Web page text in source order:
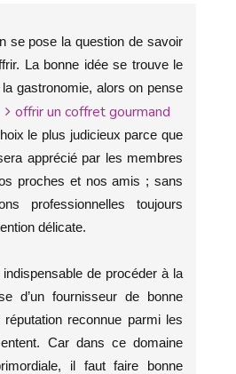
se pose la question de savoir
La bonne idée se trouve le
gastronomie, alors on pense
offrir un coffret gourmand
le plus judicieux parce que
apprécié par les membres
proches et nos amis ; sans
professionnelles toujours
délicate.
de procéder à la
d’un fournisseur de bonne
reconnue parmi les
Car dans ce domaine
il faut faire bonne